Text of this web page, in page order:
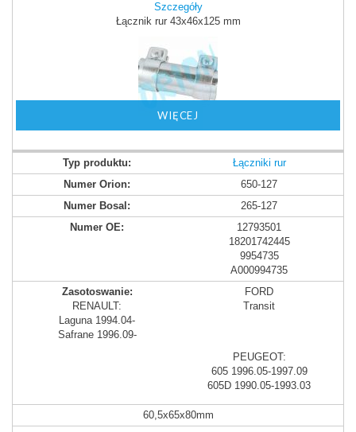
Szczegóły
Łącznik rur 43x46x125 mm
WIĘCEJ
Łączniki rur
650-127
265-127
12793501
18201742445
9954735
A000994735
FORD
Transit
RENAULT:
Laguna 1994.04-
Safrane 1996.09-
PEUGEOT:
605 1996.05-1997.09
605D 1990.05-1993.03
60,5x65x80mm